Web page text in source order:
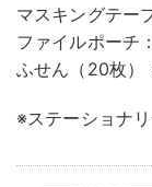
マスキングテー
ファイルポーチ
ふせん（20枚
※ステーショナ